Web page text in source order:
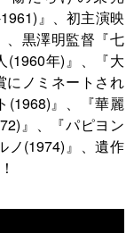
』、初主演映
、黒澤明監督『七
(1960年)』、『大
にノミネートされ
(1968)』、『華麗
』、『パピヨン
ノ(1974)』、遺作